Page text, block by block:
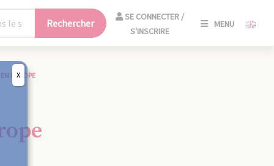
Rechercher
SE CONNECTER /
S'INSCRIRE
MENU
EUROPE
X